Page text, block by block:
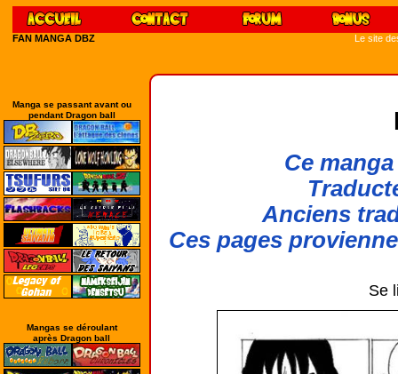
FAN MANGA DBZ Le site
Manga se passant avant ou
pendant Dragon ball
Mangas se déroulant
après Dragon ball
Ce
Anciens
Ces pages
Se